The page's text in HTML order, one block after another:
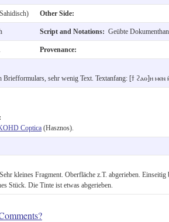
Other Side:
Script and Notations: Geübte
Provenance:
Briefformulars, sehr wenig Text. Textanfang: [ϯ ϩⲁⲑ]ⲏ
Coptica (Hasznos).
kleines Fragment. Oberfläche z.T. abgerieben. Einseitig
Stück. Die Tinte ist etwas abgerieben.